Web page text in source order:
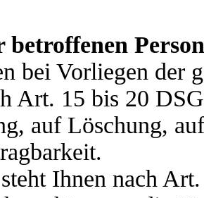
betroffenen Person
bei Vorliegen der
Art. 15 bis 20
auf Löschung,
Ihnen nach